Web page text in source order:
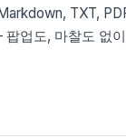
TXT,
업도, 마찰도 없이